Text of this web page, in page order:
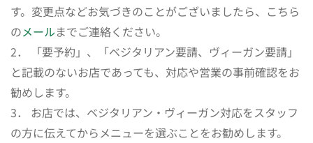
す。変更点などお気づきのことがございましたら、こちら
のメールまでご連絡ください。
2． 「要予約」、「ベジタリアン要請、ヴィーガン要請」
と記載のないお店であっても、対応や営業の事前確認をお
勧めします。
3． お店では、ベジタリアン・ヴィーガン対応をスタッフ
の方に伝えてからメニューを選ぶことをお勧めします。